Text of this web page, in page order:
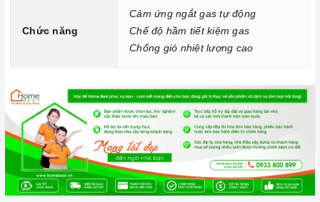
MỘT SỐ HÌNH ẢNH LẮP ĐẶT THỰC TẾ BẾP GAS ÂM
KAFF KF-690 CỦA HOME BEST TẠI NHÀ KHÁCH
Chức năng
Cảm ứng ngắt gas tự động
Chế độ hầm tiết kiệm gas
Chống gió nhiệt lượng cao